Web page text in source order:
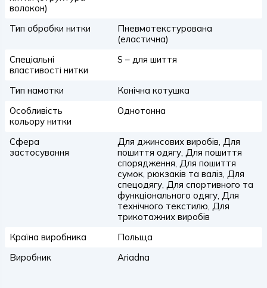
волокон)
Тип обробки нитки
Пневмотекстурована
(еластична)
Спеціальні
властивості нитки
S – для шиття
Тип намотки
Конічна котушка
Особливість
кольору нитки
Однотонна
Сфера
застосування
Для джинсових виробів, Для
пошиття одягу, Для пошиття
спорядження, Для пошиття
сумок, рюкзаків та валіз, Для
спецодягу, Для спортивного та
функціонального одягу, Для
технічного текстилю, Для
трикотажних виробів
Країна виробника
Польща
Виробник
Ariadna